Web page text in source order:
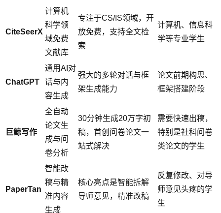
CiteSeerX
计算机
科学领
域免费
文献库
专注于CS/IS领域，开
放免费，支持全文检
索
计算机、信息科
学等专业学生
ChatGPT
通用AI对
话与内
容生成
强大的多轮对话与框
架生成能力
论文前期构思、
框架搭建阶段
巨鲸写作
全自动
论文生
成与问
卷分析
30分钟生成20万字初
稿，首创问卷论文一
站式解决
需要快速出稿，
特别是社科问卷
类论文的学生
PaperTan
智能改
稿与精
准内容
生成
核心亮点是智能拆解
导师意见，精准改稿
反复修改、对导
师意见头疼的学
生